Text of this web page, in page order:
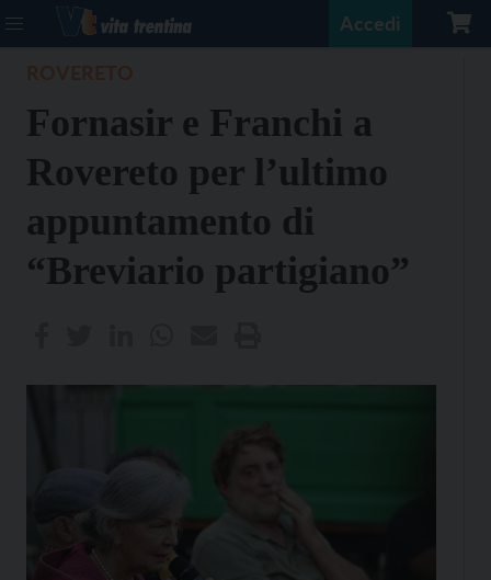
Accedi
Fornasir e Franchi a
Rovereto per l’ultimo
appuntamento di
“Breviario partigiano”